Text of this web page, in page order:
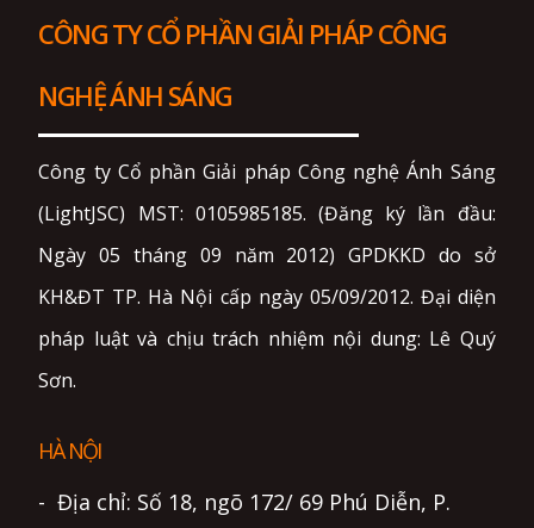
CÔNG TY CỔ PHẦN GIẢI PHÁP CÔNG
NGHỆ ÁNH SÁNG
Công ty Cổ phần Giải pháp Công nghệ Ánh Sáng
(LightJSC) MST: 0105985185. (Đăng ký lần đầu:
Ngày 05 tháng 09 năm 2012) GPDKKD do sở
KH&ĐT TP. Hà Nội cấp ngày 05/09/2012. Đại diện
pháp luật và chịu trách nhiệm nội dung: Lê Quý
Sơn.
HÀ NỘI
- Địa chỉ: Số 18, ngõ 172/ 69 Phú Diễn, P.